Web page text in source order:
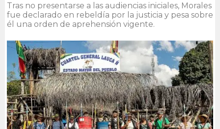
Tras no presentarse a las audiencias iniciales, Morales
fue declarado en rebeldía por la justicia y pesa sobre
él una orden de aprehensión vigente.